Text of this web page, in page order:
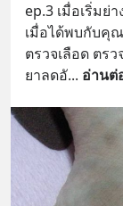
ep.3 เมื่อเริ่มย่
เมื่อได้พบกับคุ
ตรวจเลือด ตร
ยาลดอั... อ่านต่